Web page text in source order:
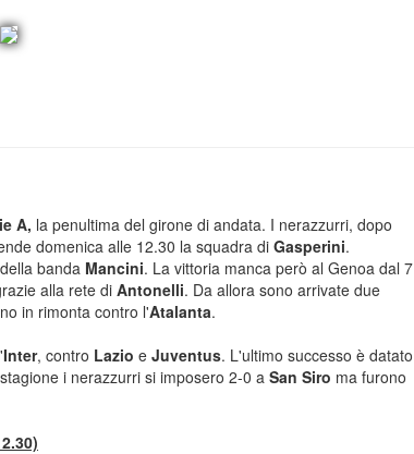
A, la penultima del girone di andata. I nerazzurri, dopo
domenica alle 12.30 la squadra di Gasperini.
banda Mancini. La vittoria manca però al Genoa dal 7
alla rete diAntonelli. Da allora sono arrivate due
in rimonta contro l'Atalanta.
Inter, contro Lazio e Juventus. L'ultimo successo è datato
i nerazzurri si imposero 2-0 aSan Siro ma furono